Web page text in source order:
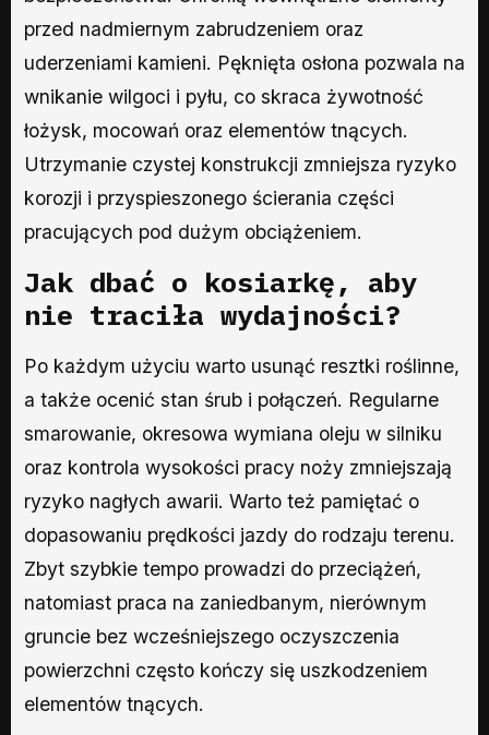
przed nadmiernym zabrudzeniem oraz
uderzeniami kamieni. Pęknięta osłona pozwala na
wnikanie wilgoci i pyłu, co skraca żywotność
łożysk, mocowań oraz elementów tnących.
Utrzymanie czystej konstrukcji zmniejsza ryzyko
korozji i przyspieszonego ścierania części
pracujących pod dużym obciążeniem.
Jak dbać o kosiarkę, aby
nie traciła wydajności?
Po każdym użyciu warto usunąć resztki roślinne,
a także ocenić stan śrub i połączeń. Regularne
smarowanie, okresowa wymiana oleju w silniku
oraz kontrola wysokości pracy noży zmniejszają
ryzyko nagłych awarii. Warto też pamiętać o
dopasowaniu prędkości jazdy do rodzaju terenu.
Zbyt szybkie tempo prowadzi do przeciążeń,
natomiast praca na zaniedbanym, nierównym
gruncie bez wcześniejszego oczyszczenia
powierzchni często kończy się uszkodzeniem
elementów tnących.